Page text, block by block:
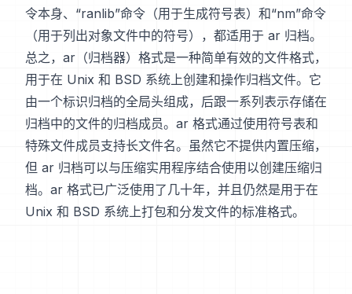
令本身、“ranlib”命令（用于生成符号表）和“nm”命令
（用于列出对象文件中的符号），都适用于 ar 归档。
总之，ar（归档器）格式是一种简单有效的文件格式，
用于在 Unix 和 BSD 系统上创建和操作归档文件。它
由一个标识归档的全局头组成，后跟一系列表示存储在
归档中的文件的归档成员。ar 格式通过使用符号表和
特殊文件成员支持长文件名。虽然它不提供内置压缩，
但 ar 归档可以与压缩实用程序结合使用以创建压缩归
档。ar 格式已广泛使用了几十年，并且仍然是用于在
Unix 和 BSD 系统上打包和分发文件的标准格式。